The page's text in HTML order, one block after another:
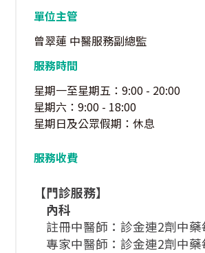
單位主管
曾翠蓮 中醫服務副總監
服務時間
星期一至星期五：9:00 - 20:00
星期六：9:00 - 18:00
星期日及公眾假期：休息
服務收費
【門診服務】
內科
註冊中醫師：診金連2劑中
專家中醫師：診金連2劑中藥